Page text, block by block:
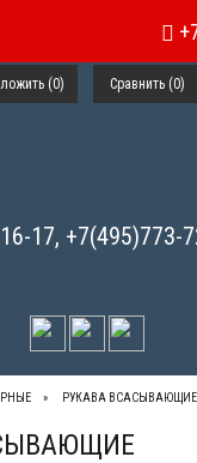
(0) Сравнить (0)
17, +7(495)773-
РУКАВА ВСАСЫВАЮЩИЕ